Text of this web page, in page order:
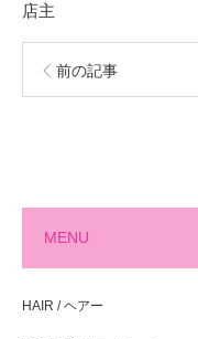
店主
前の記事
MENU
HAIR / ヘアー